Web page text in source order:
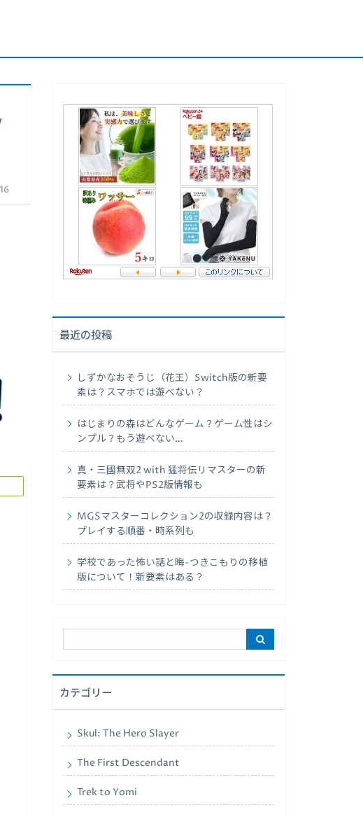
最近の投稿
しずかなおそうじ（花王）Switch版の新要
素は？スマホでは遊べない？
はじまりの森はどんなゲーム？ゲーム性はシ
ンプル？もう遊べない…
真・三國無双2 with 猛将伝リマスターの新
要素は？武将やPS2版情報も
MGSマスターコレクション2の収録内容は？
プレイする順番・時系列も
学校であった怖い話と晦-つきこもりの移植
版について！新要素はある？
カテゴリー
Skul: The Hero Slayer
The First Descendant
Trek to Yomi